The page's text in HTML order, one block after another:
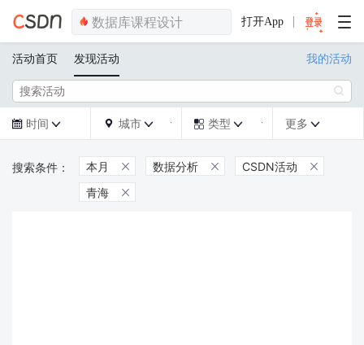
打开App
活动首页 发现活动 我的活动

 时间   城市   类型  更多 
本月  数据分析  CSDN活动 
青海 